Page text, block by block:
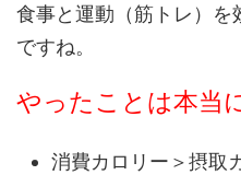
食事と運動（筋トレ）を
ですね。
やったことは本当
消費カロリー＞摂取